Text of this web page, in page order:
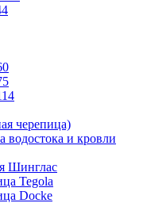
черепица)
водостока и кровли
Шинглас
Tegola
Docke